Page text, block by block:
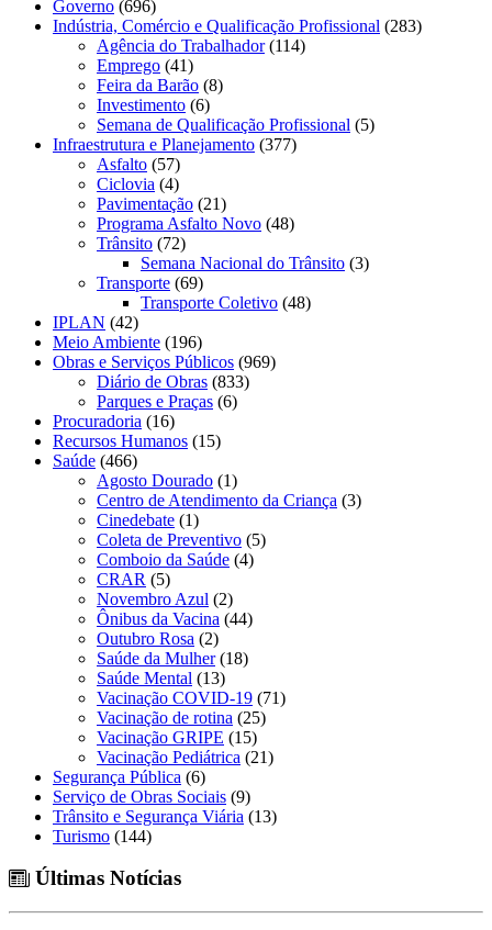
Governo (696)
Indústria, Comércio e Qualificação Profissional (283)
Agência do Trabalhador(114)
Emprego (41)
Feira da Barão (8)
Investimento (6)
Semana de Qualificação Profissional (5)
Infraestrutura e Planejamento (377)
Asfalto (57)
Ciclovia (4)
Pavimentação (21)
Programa Asfalto Novo (48)
Trânsito (72)
Semana Nacional do Trânsito (3)
Transporte (69)
Transporte Coletivo (48)
IPLAN (42)
Meio Ambiente (196)
Obras e Serviços Públicos (969)
Diário de Obras (833)
Parques e Praças (6)
Procuradoria (16)
Recursos Humanos (15)
Saúde (466)
Agosto Dourado (1)
Centro de Atendimento da Criança (3)
Cinedebate (1)
Coleta de Preventivo (5)
Comboio da Saúde (4)
CRAR (5)
Novembro Azul (2)
Ônibus da Vacina (44)
Outubro Rosa (2)
Saúde da Mulher(18)
Saúde Mental (13)
Vacinação COVID-19 (71)
Vacinação de rotina (25)
Vacinação GRIPE (15)
Vacinação Pediátrica (21)
Segurança Pública (6)
Serviço de Obras Sociais (9)
Trânsito e Segurança Viária (13)
Turismo (144)
Últimas Notícias